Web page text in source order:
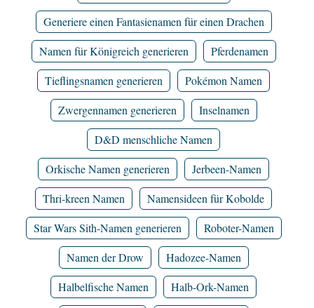
Generiere einen Fantasienamen für einen Drachen
Namen für Königreich generieren
Pferdenamen
Tieflingsnamen generieren
Pokémon Namen
Zwergennamen generieren
Inselnamen
D&D menschliche Namen
Orkische Namen generieren
Jerbeen-Namen
Thri-kreen Namen
Namensideen für Kobolde
Star Wars Sith-Namen generieren
Roboter-Namen
Namen der Drow
Hadozee-Namen
Halbelfische Namen
Halb-Ork-Namen